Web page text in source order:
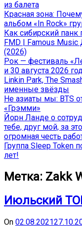
из балета
Красная зона:
альбом «In Rock»
Как сибирский панк
FMD | Famous
(2026)
Рок — фестиваль
и 30 августа 2026
Linkin Park, The
именные звёзды
Не азиаты мы: BTS
«Грэмми»
Йорн Ланде о
тебе, друг мой, за
огромная честь
Группа Sleep Token
лет!
Метка: Zakk
Июльский
On 02.08.2021